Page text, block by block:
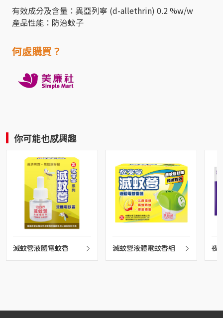
有效成分及含量：異亞列寧 (d-allethrin) 0.2 %w/w
產品性能：防治蚊子
何處購買？
你可能也感興趣
滅蚊營液體電蚊香 滅蚊營液體電蚊香組
夜
蚊